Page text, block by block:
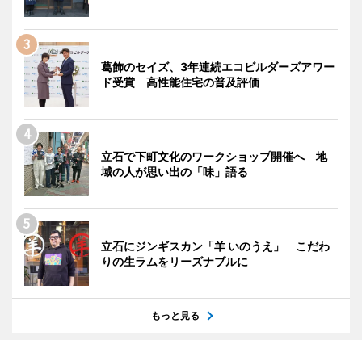
葛飾のセイズ、3年連続エコビルダーズアワー
ド受賞 高性能住宅の普及評価
立石で下町文化のワークショップ開催へ 地
域の人が思い出の「味」語る
立石にジンギスカン「羊 いのうえ」 こだわ
りの生ラムをリーズナブルに
もっと見る